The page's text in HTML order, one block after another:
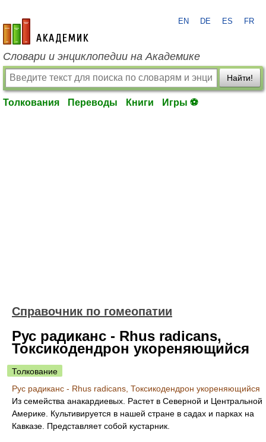
academic.ru
EN DE ES FR
Словари и энциклопедии на Академике
Найти!
Толкования Переводы Книги Игры ⚽
Справочник по гомеопатии
Рус радиканс - Rhus radicans,
Токсикодендрон укореняющийся
Толкование
Рус радиканс - Rhus radicans, Токсикодендрон укореняющийся
Из семейства анакардиевых. Растет в Северной и Центральной
Америке. Культивируется в нашей стране в садах и парках на
Кавказе. Представляет собой кустарник.